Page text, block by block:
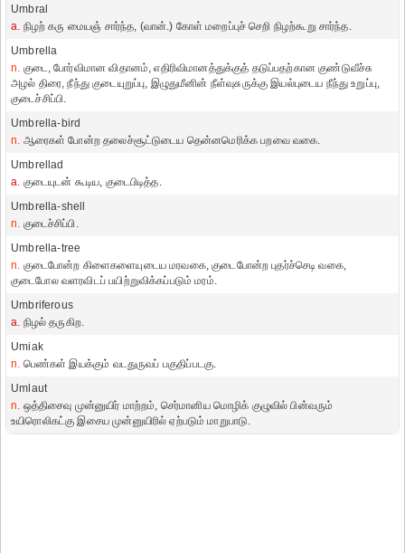
Umbral
a. நிழற் கரு மையஞ் சார்ந்த, (வான்.) கோள் மறைப்புச் செறி நிழற்கூறு சார்ந்த.
Umbrella
n. குடை, போர்விமான விதானம், எதிரிவிமானத்துக்குத் தடுப்பதற்கான குண்டுவீச்சு
அழல் திரை, நீந்து குடையுறுப்பு, இழுதுமீனின் நீள்வுசுருக்கு இயல்புடைய நீந்து உறுப்பு,
குடைச்சிப்பி.
Umbrella-bird
n. ஆரைகள் போன்ற தலைச்சூட்டுடைய தென்னமெரிக்க பறவை வகை.
Umbrellad
a. குடையுடன் கூடிய, குடைபிடித்த.
Umbrella-shell
n. குடைச்சிப்பி.
Umbrella-tree
n. குடைபோன்ற கிளைகளையுடைய மரவகை, குடைபோன்ற புதர்ச்செடி வகை,
குடைபோல வளரவிடப் பயிற்றுவிக்கப்படும் மரம்.
Umbriferous
a. நிழல் தருகிற.
Umiak
n. பெண்கள் இயக்கும் வடதுருவப் பகுதிப்படகு.
Umlaut
n. ஒத்திசைவு முன்னுயிர் மாற்றம், செர்மானிய மொழிக் குழுவில் பின்வரும்
உயிரொலிகட்கு இசைய முன்னுயிரில் ஏற்படும் மாறுபாடு.